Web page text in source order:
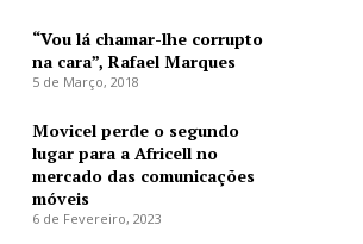
“Vou lá chamar-lhe corrupto
na cara”, Rafael Marques
5 de Março, 2018
Movicel perde o segundo
lugar para a Africell no
mercado das comunicações
móveis
6 de Fevereiro, 2023